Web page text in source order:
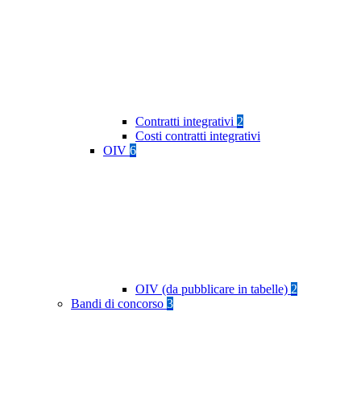
Contratti integrativi 2
Costi contratti integrativi
OIV 6
OIV (da pubblicare in tabelle) 2
Bandi di concorso 3